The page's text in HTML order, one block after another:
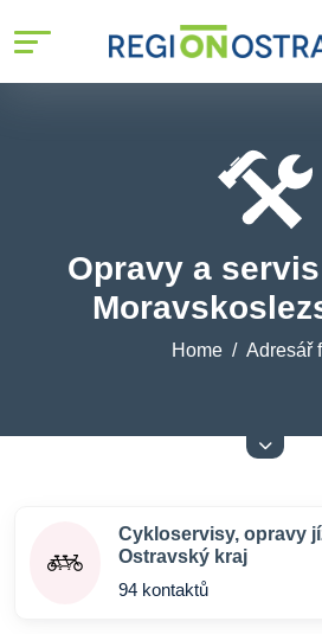
Opravy a
Home Adresář
Cykloservisy, opravy
Ostravský kraj
94 kontaktů